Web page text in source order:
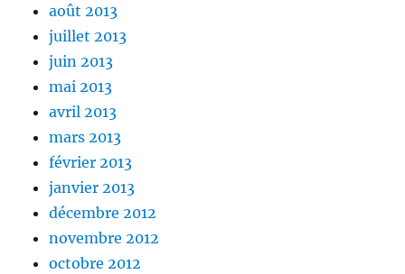
août 2013
juillet 2013
juin 2013
mai 2013
avril 2013
mars 2013
février 2013
janvier 2013
décembre 2012
novembre 2012
octobre 2012